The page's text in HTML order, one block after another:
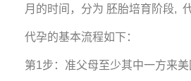
月的时间，分为 胚胎培育阶段,
代孕的基本流程如下：
第1步：准父母至少其中一方来